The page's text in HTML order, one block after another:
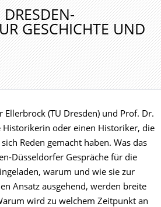
GESCHICHTE UND
(TU Dresden) und Prof. Dr.
Historikerin oder einen Historiker, die
Reden gemacht haben. Was das
Düsseldorfer Gespräche für die
warum und wie sie zur
Ansatz ausgehend, werden breite
wird zu welchem Zeitpunkt an